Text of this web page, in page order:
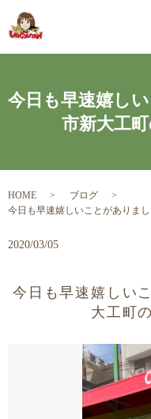
今日も早速嬉し
市新大工
HOME
ブログ
今日も早速嬉しいことがありま
2020/03/05
今日も早速嬉しい
大工町